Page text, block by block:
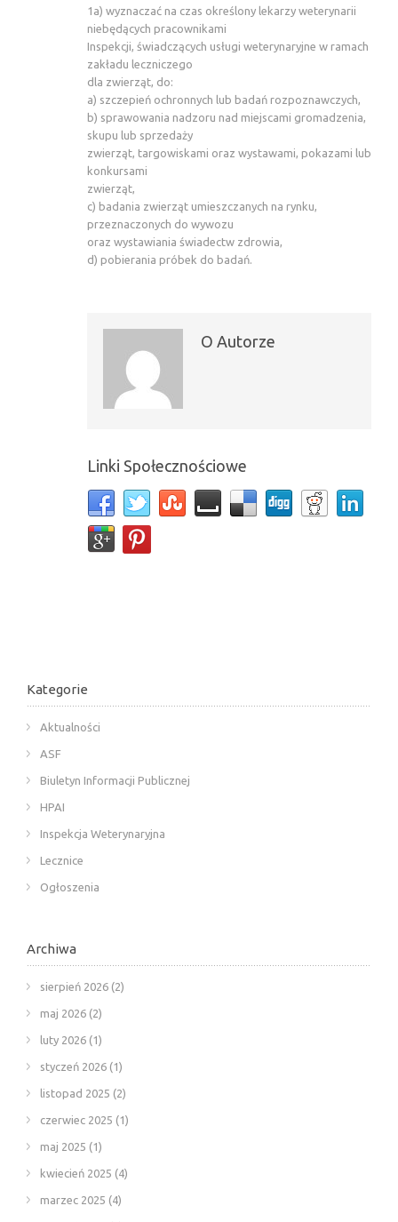
1a) wyznaczać na czas określony lekarzy weterynarii
niebędących pracownikami
Inspekcji, świadczących usługi weterynaryjne w ramach
zakładu leczniczego
dla zwierząt, do:
a) szczepień ochronnych lub badań rozpoznawczych,
b) sprawowania nadzoru nad miejscami gromadzenia,
skupu lub sprzedaży
zwierząt, targowiskami oraz wystawami, pokazami lub
konkursami
zwierząt,
c) badania zwierząt umieszczanych na rynku,
przeznaczonych do wywozu
oraz wystawiania świadectw zdrowia,
d) pobierania próbek do badań.
O Autorze
Linki Społecznościowe
Kategorie
Aktualności
ASF
Biuletyn Informacji Publicznej
HPAI
Inspekcja Weterynaryjna
Lecznice
Ogłoszenia
Archiwa
sierpień 2026 (2)
maj 2026 (2)
luty 2026 (1)
styczeń 2026 (1)
listopad 2025 (2)
czerwiec 2025 (1)
maj 2025 (1)
kwiecień 2025 (4)
marzec 2025 (4)